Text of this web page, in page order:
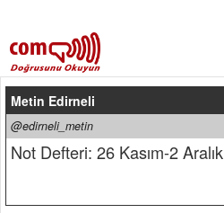
Metin Edirneli
@edirneli_metin
Not Defteri: 26 Kasım-2 Aralık